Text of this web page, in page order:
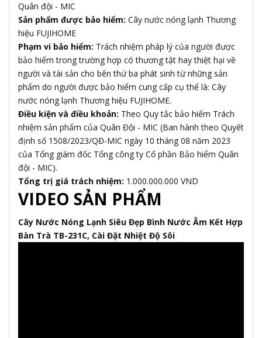
Quân đội - MIC
Sản phẩm được bảo hiểm: Cây nước nóng lạnh Thương
hiệu FUJIHOME
Phạm vi bảo hiểm: Trách nhiệm pháp lý của người được
bảo hiểm trong trường hợp có thương tật hay thiệt hại về
người và tài sản cho bên thứ ba phát sinh từ những sản
phẩm do người được bảo hiểm cung cấp cụ thể là: Cây
nước nóng lạnh Thương hiệu FUJIHOME.
Điều kiện và điều khoản: Theo Quy tắc bảo hiểm Trách
nhiệm sản phẩm của Quân Đội - MIC (Ban hành theo Quyết
định số 1508/2023/QĐ-MIC ngày 10 tháng 08 năm 2023
của Tổng giám đốc Tổng công ty Cổ phần Bảo hiểm Quân
đội - MIC).
Tổng trị giá trách nhiệm: 1.000.000.000 VND
VIDEO SẢN PHẨM
Cây Nước Nóng Lạnh Siêu Đẹp Bình Nước Âm Kết Hợp
Bàn Trà TB-231C, Cài Đặt Nhiệt Độ Sôi